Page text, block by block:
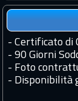
- Certificato di
- 90 Giorni
- Foto
- Disponibilità